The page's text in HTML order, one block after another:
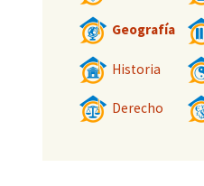
Geografía
Historia
Derecho